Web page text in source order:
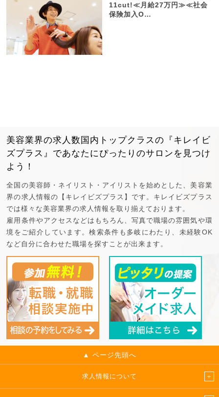
11cut!≪月給27万円≫≪社会
保険加入O…
美容業界の求人数国内トップクラスの『キレイビ
ズプラス』であなたにぴったりのサロンを見つけ
よう！
全国の美容師・ネイリスト・アイリストを始めとした、美容業
界の求人情報の【キレイビズプラス】です。キレイビズプラス
では様々な美容業界の求人情報を取り揃えております。
雇用条件やアクセスなどはもちろん、写真で職場の雰囲気や環
境をご紹介しています。検索条件も多岐にわたり、未経験OK
など自分に合わせた職場を探すことが出来ます。
▲ ページ先頭へ
求人情報について